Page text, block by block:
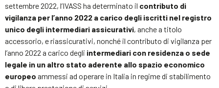
settembre 2022, l’IVASS ha determinato il contributo di
vigilanza per l’anno 2022 a carico degli iscritti nel registro
unico degli intermediari assicurativi, anche a titolo
accessorio, e riassicurativi, nonché il contributo di vigilanza per
l’anno 2022 a carico degli intermediari con residenza o sede
legale in un altro stato aderente allo spazio economico
europeo ammessi ad operare in Italia in regime di stabilimento